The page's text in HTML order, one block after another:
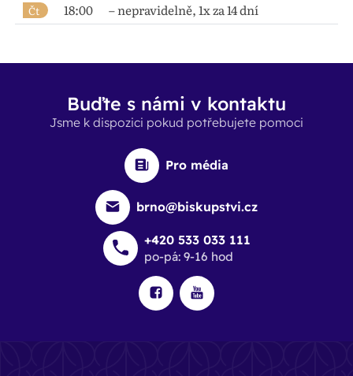
Čt 18:00 – nepravidelně, 1x za 14 dní
Buďte s námi v kontaktu
Jsme k dispozici pokud potřebujete pomoci
Pro média
brno@biskupstvi.cz
+420 533 033 111
po-pá: 9-16 hod